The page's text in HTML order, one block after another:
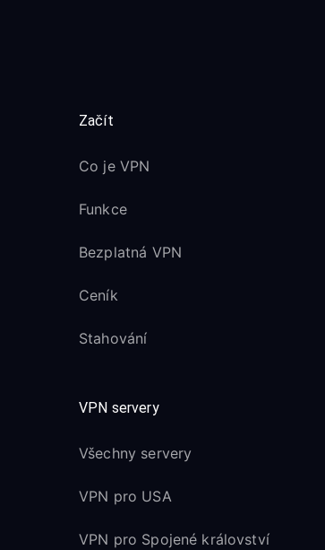
Začít
Co je VPN
Funkce
Bezplatná VPN
Ceník
Stahování
VPN servery
Všechny servery
VPN pro USA
VPN pro Spojené království